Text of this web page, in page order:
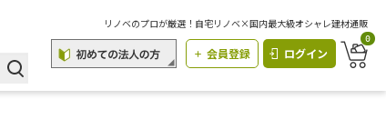
リノベのプロが厳選！自宅リノベ×国内最大級オシャレ建材通販
会員登録 ログイン
0